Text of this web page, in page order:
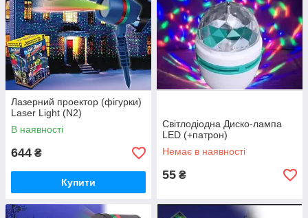
Лазерний проектор (фігурки)
Laser Light (N2)
В наявності
644 ₴
Купити
Світлодіодна Диско-лампа
LED (+патрон)
Немає в наявності
55 ₴